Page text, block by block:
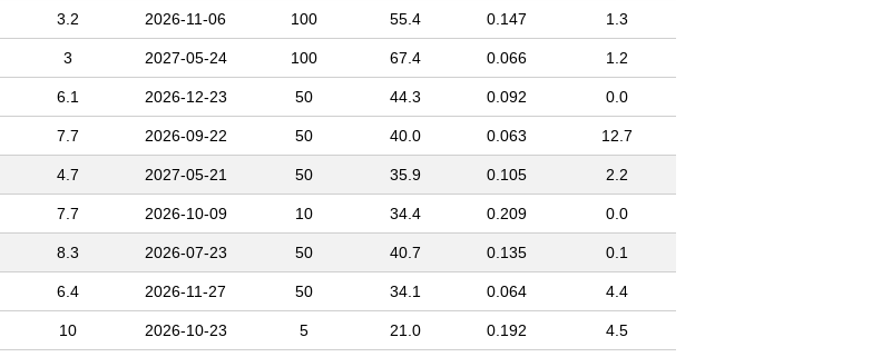
3.2 2026-11-06 100 55.4 0.147 1.3
3 2027-05-24 100 67.4 0.066 1.2
6.1 2026-12-23 50 44.3 0.092 0.0
7.7 2026-09-22 50 40.0 0.063 12.7
4.7 2027-05-21 50 35.9 0.105 2.2
7.7 2026-10-09 10 34.4 0.209 0.0
8.3 2026-07-23 50 40.7 0.135 0.1
6.4 2026-11-27 50 34.1 0.064 4.4
10 2026-10-23 5 21.0 0.192 4.5